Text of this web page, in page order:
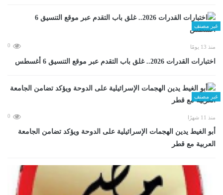
غير مصنف
منذ 13 يومًا 0
اختبارات القدرات 2026.. غلق باب التقدم عبر موقع التنسيق 6 أغسطس
غير مصنف
منذ 11 شهرًا 0
أبو الغيط يدين الهجمات الإسرائيلية على الدوحة ويؤكد تضامن الجامعة
العربية مع قطر